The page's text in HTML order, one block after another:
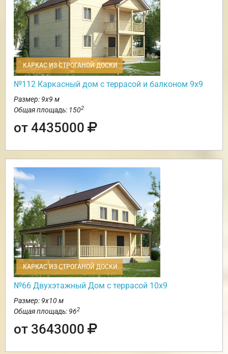
КАРКАС ИЗ СТРОГАНОЙ ДОСКИ
№112 Каркасный дом с террасой и балконом 9х9
Размер: 9х9 м
Общая площадь: 1502
от 4435000
КАРКАС ИЗ СТРОГАНОЙ ДОСКИ
№66 Двухэтажный Дом с террасой 10х9
Размер: 9х10 м
Общая площадь: 962
от 3643000